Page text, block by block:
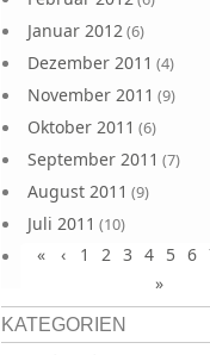
Januar 2012(6)
Dezember 2011 (4)
November 2011 (9)
Oktober 2011 (6)
September 2011 (7)
August 2011 (9)
Juli 2011 (10)
Juni 2011(9)
« ‹ 1 2 3 4 5 6
»
KATEGORIEN